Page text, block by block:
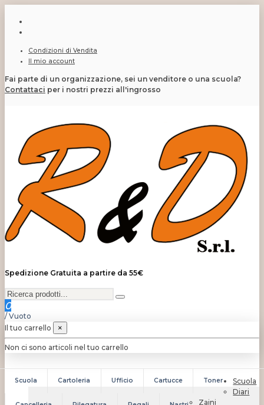
Condizioni di Vendita
Il mio account
Fai parte di un organizzazione, sei un venditore o una scuola?
Contattaci per i nostri prezzi all'ingrosso
Spedizione Gratuita a partire da 55€
0
/ Vuoto
Il tuo carrello
×
Non ci sono articoli nel tuo carrello
Scuola Cartoleria Ufficio Cartucce Toner
Scuola
Diari
Zaini